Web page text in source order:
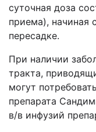
суточная доза
приема), начиная
пересадке.
При наличии
тракта,
могут
препарата
в/в инфузий